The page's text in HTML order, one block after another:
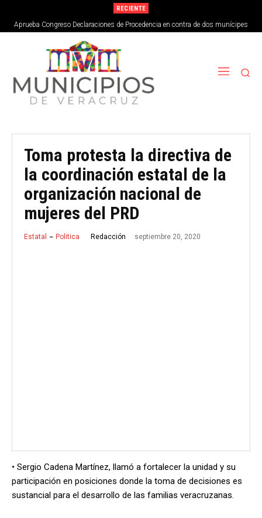
RECIENTE
Aprueba Congreso Declaraciones de Procedencia en contra de dos munícipes
Toma protesta la directiva de
la coordinación estatal de la
organización nacional de
mujeres del PRD
Estatal Politica Redacción septiembre 20, 2020
• Sergio Cadena Martínez, llamó a fortalecer la unidad y su
participación en posiciones donde la toma de decisiones es
sustancial para el desarrollo de las familias veracruzanas.